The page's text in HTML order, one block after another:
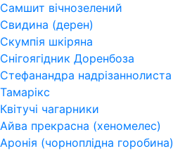
Самшит вічнозелений
Свидина (дерен)
Скумпія шкіряна
Снігоягідник Доренбоза
Стефанандра надрізаннолиста
Тамарікс
Квітучі чагарники
Айва прекрасна (хеномелес)
Аронія (чорноплідна горобина)